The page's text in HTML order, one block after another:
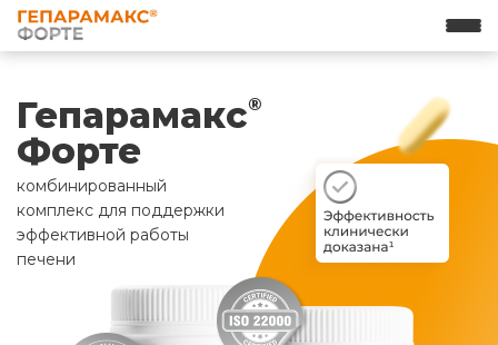
Гепарамакс®
Форте
комбинированный
комплекс для поддержки
эффективной работы
печени